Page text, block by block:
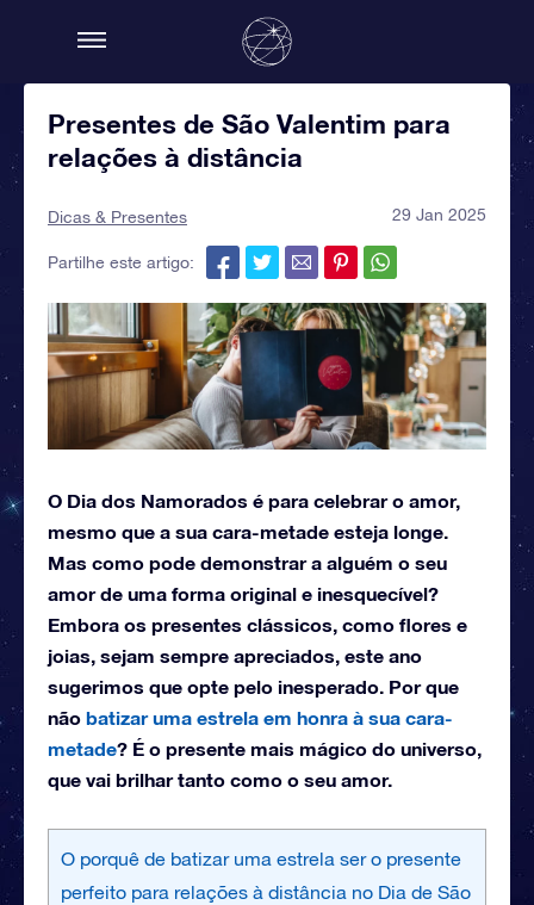
Presentes de São Valentim para
relações à distância
Dicas & Presentes 29 Jan 2025
Partilhe este artigo:
O Dia dos Namorados é para celebrar o amor,
mesmo que a sua cara-metade esteja longe.
Mas como pode demonstrar a alguém o seu
amor de uma forma original e inesquecível?
Embora os presentes clássicos, como flores e
joias, sejam sempre apreciados, este ano
sugerimos que opte pelo inesperado. Por que
não batizar uma estrela em honra à sua cara-
metade? É o presente mais mágico do universo,
que vai brilhar tanto como o seu amor.
O porquê de batizar uma estrela ser o presente
perfeito para relações à distância no Dia de São